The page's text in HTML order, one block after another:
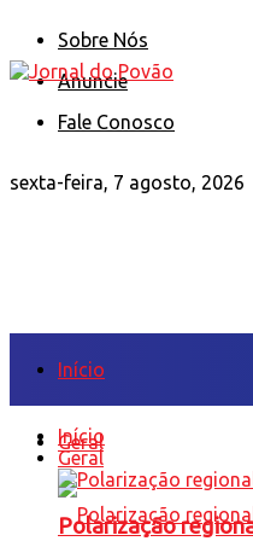
Sobre Nós
Anuncie
Fale Conosco
sexta-feira, 7 agosto, 2026
Início
Geral
Início
Geral
Polarização